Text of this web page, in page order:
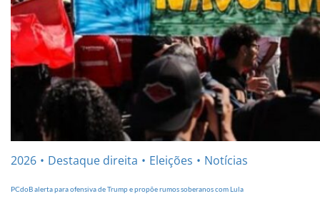
2026 Destaque direita Eleições Notícias
PCdoB alerta para ofensiva de Trump e propõe rumos soberanos com Lula